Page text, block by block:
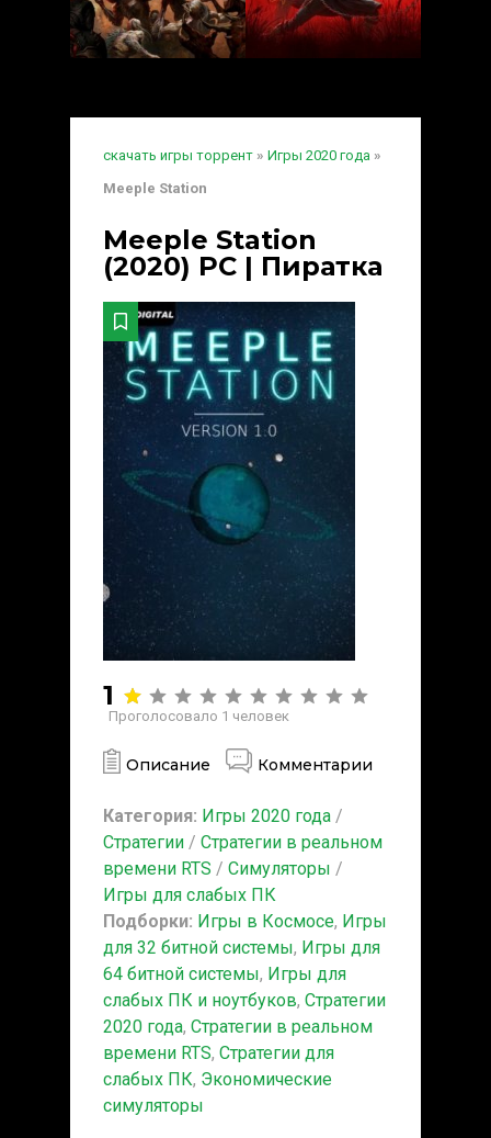
скачать игры торрент » Игры 2020 года »
Meeple Station
Meeple Station
(2020) PC | Пиратка
1
Проголосовало 1 человек
Описание Комментарии
Категория: Игры 2020 года /
Стратегии / Стратегии в реальном
времени RTS / Симуляторы /
Игры для слабых ПК
Подборки: Игры в Космосе, Игры
для 32 битной системы, Игры для
64 битной системы, Игры для
слабых ПК и ноутбуков, Стратегии
2020 года, Стратегии в реальном
времени RTS, Стратегии для
слабых ПК, Экономические
симуляторы